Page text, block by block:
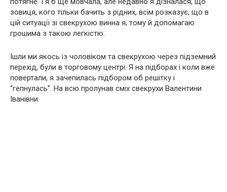
зовиця, кого тільки бачить з рідних, всім розказує, що в
цій ситуації зі свекрухою винна я, тому й допомагаю
грошима з такою легкістю.
Ішли ми якось із чоловіком та свекрухою через підземний
перехід, були в торговому центрі. Я на підборах і коли вже
повертали, я зачепилась підбором об решітку і
“гепнулась”. На всю пролунав сміх свекрухи Валентини
Іванівни.